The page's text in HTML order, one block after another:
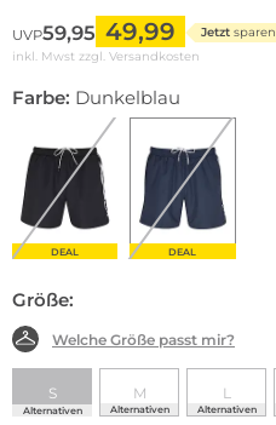
UVP59,95 49,99 Jetzt sparen
inkl. Mwst zzgl. Versandkosten
Farbe: Dunkelblau
DEAL DEAL
Größe:
Welche Größe passt mir?
S
Alternativen
M
Alternativen
L
Alternativen